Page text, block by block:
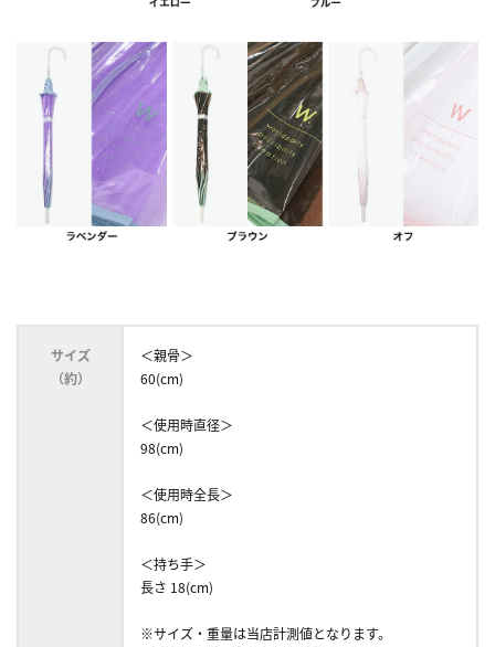
サイズ
（約）
＜親骨＞
60(cm)
＜使用時直径＞
98(cm)
＜使用時全長＞
86(cm)
＜持ち手＞
長さ 18(cm)
※サイズ・重量は当店計測値となります。